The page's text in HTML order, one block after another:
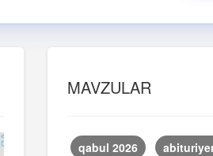
MAVZULAR
qabul 2026